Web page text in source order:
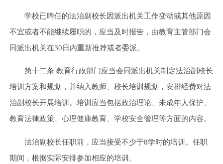
学校已聘任的法治副校长因派出机关工作变动或其他原因
不宜或者不能继续履职的，应当及时报告，由教育主管部门会
同派出机关在30日内重新推荐或者委派。
第十二条 教育行政部门应当会同派出机关制定法治副校长
培训方案和规划，并纳入教师、校长培训规划，安排经费对法
治副校长开展培训。培训应当包括政治理论、未成年人保护、
教育法律政策、心理健康教育、学校安全管理等方面的内容。
法治副校长任职前，应当接受不少于8学时的培训。任职
期间，根据实际安排参加相应的培训。